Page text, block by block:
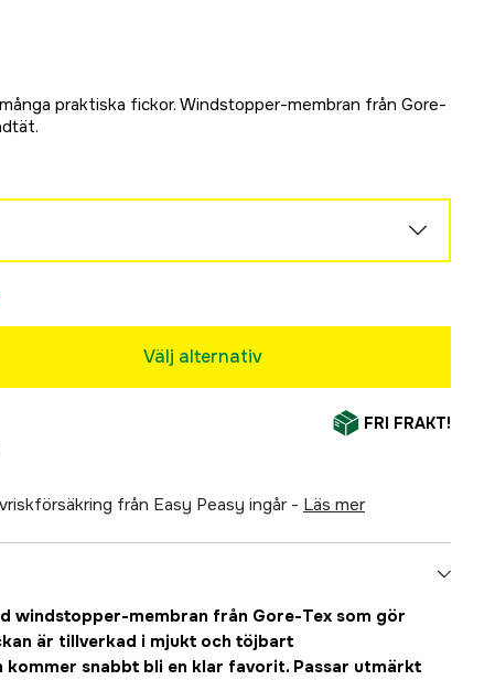
praktiska fickor. Windstopper-membran från Gore-
Välj alternativ
FRI FRAKT!
från Easy Peasy ingår - läs mer
windstopper-membran från Gore-Tex som gör
är tillverkad i mjukt och töjbart
snabbt bli en klar favorit. Passar utmärkt